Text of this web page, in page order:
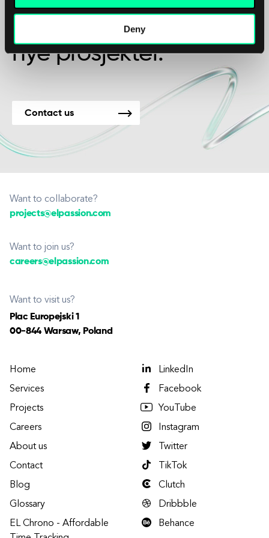
Deny
Vi er tilgjengelige for
nye prosjekter.
Contact us
Want to collaborate?
projects@elpassion.com
Want to join us?
careers@elpassion.com
Want to visit us?
Plac Europejski 1
00-844 Warsaw, Poland
Home
Services
Projects
Careers
About us
Contact
Blog
Glossary
EL Chrono - Affordable
LinkedIn
Facebook
YouTube
Instagram
Twitter
TikTok
Clutch
Dribbble
Behance